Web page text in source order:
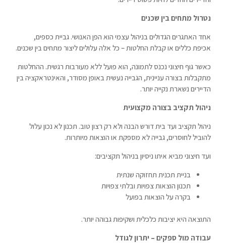
נטרול מתחים בין שכנים
אחד האתגרים הגדולים בניהול עצמי הוא הפן האנושי. גביית כספים,
אכיפת כללים או קבלת החלטות – כל אלה עלולים ליצור מתחים בין שכנים.
כאשר גוף חיצוני נכנס לתמונה, הוא פועל ללא מעורבות רגשית. ההחלטות
מתקבלות בצורה עניינית, הגבייה נעשית באופן מסודר, והאינטראקציה בין
הדיירים נשארת נקייה יותר.
ניהול תקציב בצורה מקצועית
ניהול תקציב ועד בית דורש הבנה ולא רק רצון טוב. תכנון לא נכון עלול
להוביל לחוסרים, גבייה לא מספקת או הוצאות מיותרות.
ועד חיצוני מביא איתו ניסיון בניהול תקציבים:
בניית תכנית תחזוקה שנתית
תכנון הוצאות צפויות ובלתי צפויות
בקרה על הוצאות בפועל
התוצאה היא יציבות כלכלית ושקיפות גבוהה יותר.
עבודה מול ספקים – יתרון לגודל